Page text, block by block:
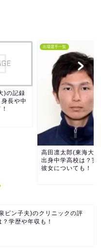
)の記録
長や中
出場選手一覧
高田凛太郎(東海大
出身中学高校は？実
彼女についても！
ピン子夫)のクリニックの評
学歴や年収も！